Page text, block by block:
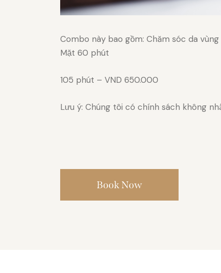
Combo này bao gồm: Chăm sóc da
Mặt 60 phút
105 phút – VND 650.000
Lưu ý: Chúng tôi có chính sách không
Book Now